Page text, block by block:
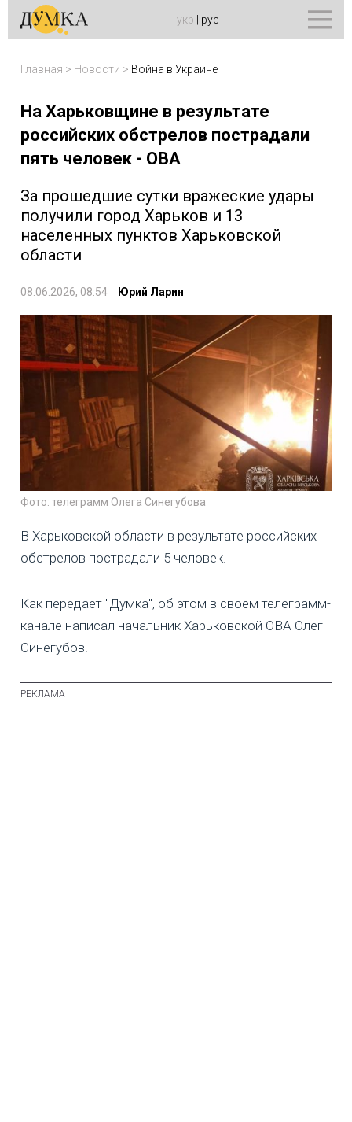
укр рус
Главная > Новости > Война в Украине
На Харьковщине в результате
российских обстрелов пострадали
пять человек - ОВА
За прошедшие сутки вражеские удары
получили город Харьков и 13
населенных пунктов Харьковской
области
08.06.2026, 08:54 Юрий Ларин
Фото: телеграмм Олега Синегубова
В Харьковской области в результате российских
обстрелов пострадали 5 человек.
Как передает "Думка", об этом в своем телеграмм-
канале написал начальник Харьковской ОВА Олег
Синегубов.